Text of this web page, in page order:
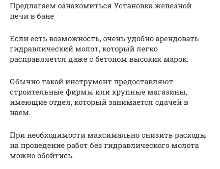
Предлагаем ознакомиться Установка железной
печи в бане
Если есть возможность, очень удобно арендовать
гидравлический молот, который легко
расправляется даже с бетоном высоких марок.
Обычно такой инструмент предоставляют
строительные фирмы или крупные магазины,
имеющие отдел, который занимается сдачей в
наем.
При необходимости максимально снизить расходы
на проведение работ без гидравлического молота
можно обойтись.